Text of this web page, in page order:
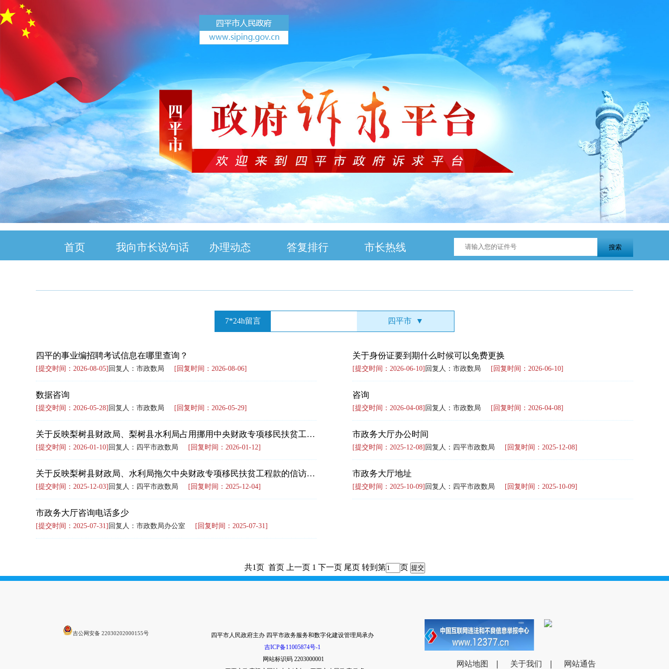
首页 我向市长说句话 办理动态 答复排行 市长热线
7*24h留言 四平市 ▼
四平的事业编招聘考试信息在哪里查询？
[提交时间：2026-08-05]回复人：市政数局 [回复时间：2026-08-06]
关于身份证要到期什么时候可以免费更换
[提交时间：2026-06-10]回复人：市政数局 [回复时间：2026-06-10]
数据咨询
[提交时间：2026-05-28]回复人：市政数局 [回复时间：2026-05-29]
咨询
[提交时间：2026-04-08]回复人：市政数局 [回复时间：2026-04-08]
关于反映梨树县财政局、梨树县水利局占用挪用中央财政专项移民扶贫工程款的信访材料
[提交时间：2026-01-10]回复人：四平市政数局 [回复时间：2026-01-12]
市政务大厅办公时间
[提交时间：2025-12-08]回复人：四平市政数局 [回复时间：2025-12-08]
关于反映梨树县财政局、水利局拖欠中央财政专项移民扶贫工程款的信访材料
[提交时间：2025-12-03]回复人：四平市政数局 [回复时间：2025-12-04]
市政务大厅地址
[提交时间：2025-10-09]回复人：四平市政数局 [回复时间：2025-10-09]
市政务大厅咨询电话多少
[提交时间：2025-07-31]回复人：市政数局办公室 [回复时间：2025-07-31]
共1页 首页 上一页 1 下一页 尾页 转到第 页
吉公网安备 22030202000155号
四平市人民政府主办 四平市政务服务和数字化建设管理局承办
吉ICP备11005874号-1
网站标识码 2203000001
网站地图 关于我们 网站通告